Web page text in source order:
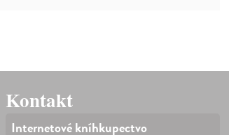
Kontakt
Internetové kníhkupectvo